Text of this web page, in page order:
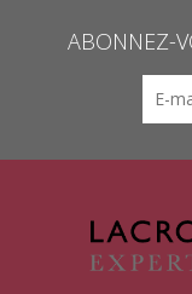
ABONNEZ-